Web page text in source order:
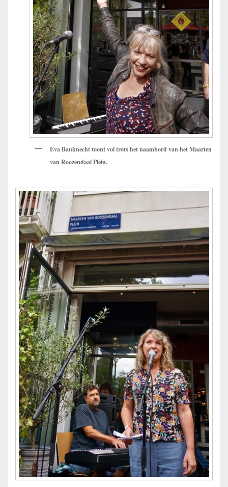
Eva Bauknecht toont vol trots het naambord van het Maarten
van Roozendaal Plein.